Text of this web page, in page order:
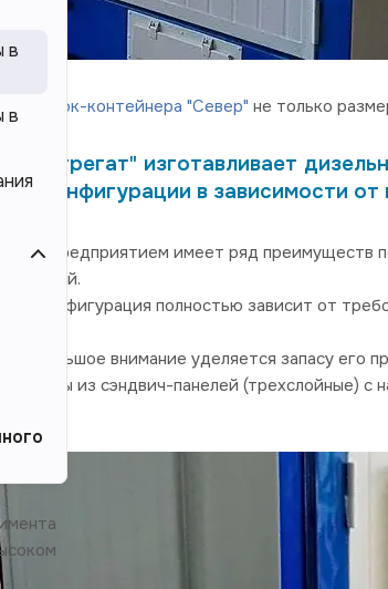
от блок-контейнера "Север" не только
изготавливает
конфигурации в зависимости
предприятием имеет ряд преимуществ
конфигурация полностью зависит от
большое внимание уделяется запасу его
стены из сэндвич-панелей
в
в